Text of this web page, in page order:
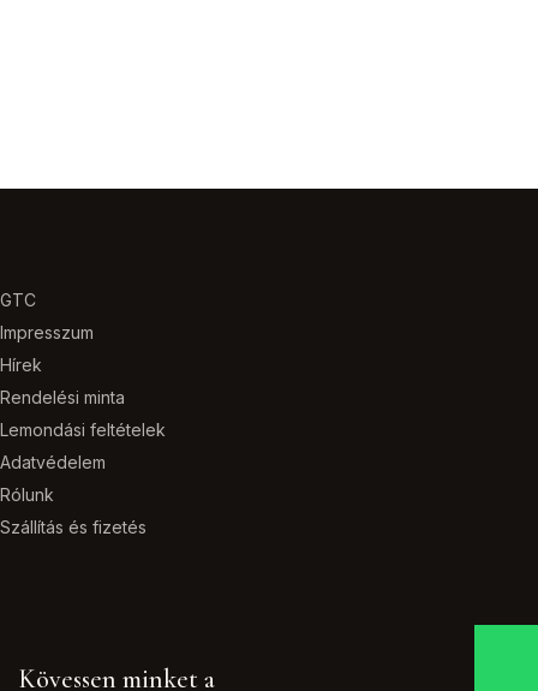
GTC
Impresszum
Hírek
Rendelési minta
Lemondási feltételek
Adatvédelem
Rólunk
Szállítás és fizetés
Kövessen minket a